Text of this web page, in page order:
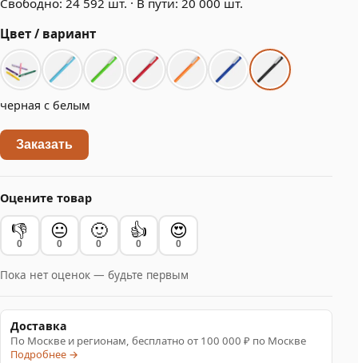
Цвет / вариант
черная с белым
Заказать
Оцените товар
👎
0
😐
0
🙂
0
👍
0
😍
0
Пока нет оценок — будьте первым
Доставка
По Москве и регионам, бесплатно от 100 000 ₽ по Москве
Подробнее →